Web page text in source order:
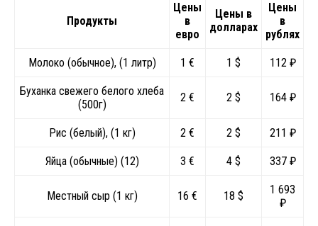
Продукты
Цены
в
евро
Цены в
долларах
Цены
в
рублях
Молоко (обычное), (1 литр) 1 € 1 $ 112 ₽
Буханка свежего белого хлеба
(500г)
2 € 2 $ 164 ₽
Рис (белый), (1 кг) 2 € 2 $ 211 ₽
Яйца (обычные) (12) 3 € 4 $ 337 ₽
Местный сыр (1 кг) 16 € 18 $
1 693
₽